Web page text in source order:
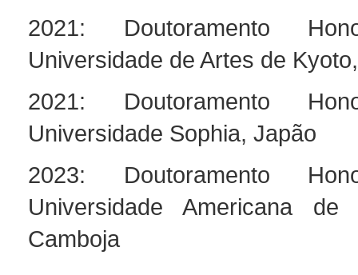
2021: Doutoramento
Universidade de Artes de
2021: Doutoramento
Universidade Sophia, Japão
2023: Doutoramento
Universidade Americana de
Camboja